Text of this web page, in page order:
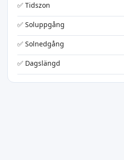
✅ Tidszon
✅ Soluppgång
✅ Solnedgång
✅ Dagslängd